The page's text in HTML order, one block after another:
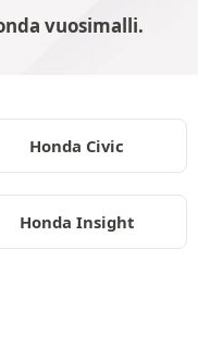
vuosimalli.
Honda Civic
Honda Insight